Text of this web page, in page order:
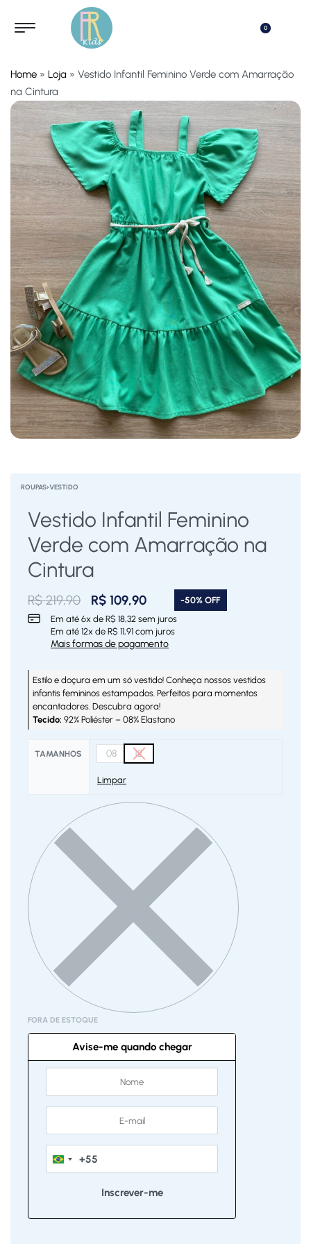
0
Home » Loja » Vestido Infantil Feminino Verde com Amarração
na Cintura
ROUPAS›VESTIDO
Vestido Infantil Feminino
Verde com Amarração na
Cintura
R$219,90 R$ 109,90
-50% OFF
Em até 6x de R$ 18,32 sem juros
Em até 12x de R$ 11,91 com juros
Mais formas de pagamento
Estilo e doçura em um só vestido! Conheça nossos vestidos
infantis femininos estampados. Perfeitos para momentos
encantadores. Descubra agora!
Tecido: 92% Poliéster – 08% Elastano
TAMANHOS 08 12
Limpar
FORA DE ESTOQUE
Avise-me quando chegar
Brazil+55